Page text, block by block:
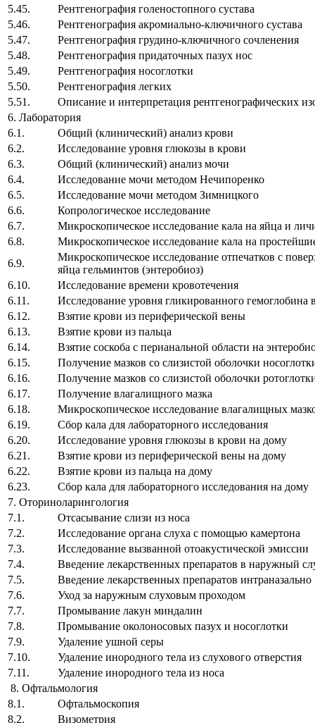
5.45.
Рентгенография голеностопного сустава
5.46.
Рентгенография акромиально-ключичного
5.47.
Рентгенография грудино-ключичного
5.48.
Рентгенография придаточных пазух нос
5.49.
Рентгенография носоглотки
5.50.
Рентгенография легких
5.51.
Описание и интерпретация рентгенографических
6. Лаборатория
6.1.
Общий (клинический) анализ крови
6.2.
Исследование уровня глюкозы в крови
6.3.
Общий (клинический) анализ мочи
6.4.
Исследование мочи методом Нечипоренко
6.5.
Исследование мочи методом Зимницкого
6.6.
Копрологическое исследование
6.7.
Микроскопическое исследование кала на яйца и
6.8.
Микроскопическое исследование кала на
6.9.
Микроскопическое исследование отпечатков с
яйца гельминтов (энтеробиоз)
6.10.
Исследование времени кровотечения
6.11.
Исследование уровня гликированного гемоглобина
6.12.
Взятие крови из периферической вены
6.13.
Взятие крови из пальца
6.14.
Взятие соскоба с перианальной области на
6.15.
Получение мазков со слизистой оболочки
6.16.
Получение мазков со слизистой оболочки
6.17.
Получение влагалищного мазка
6.18.
Микроскопическое исследование влагалищных
6.19.
Сбор кала для лабораторного исследования
6.20.
Исследование уровня глюкозы в крови на дому
6.21.
Взятие крови из периферической вены на дому
6.22.
Взятие крови из пальца на дому
6.23.
Сбор кала для лабораторного исследования на дому
7. Оториноларингология
7.1.
Отсасывание слизи из носа
7.2.
Исследование органа слуха с помощью камертона
7.3.
Исследование вызванной отоакустической эмиссии
7.4.
Введение лекарственных препаратов в наружный
7.5.
Введение лекарственных препаратов
7.6.
Уход за наружным слуховым проходом
7.7.
Промывание лакун миндалин
7.8.
Промывание околоносовых пазух и носоглотки
7.9.
Удаление ушной серы
7.10.
Удаление инородного тела из слухового отверстия
7.11.
Удаление инородного тела из носа
8. Офтальмология
8.1.
Офтальмоскопия
8.2.
Визометрия